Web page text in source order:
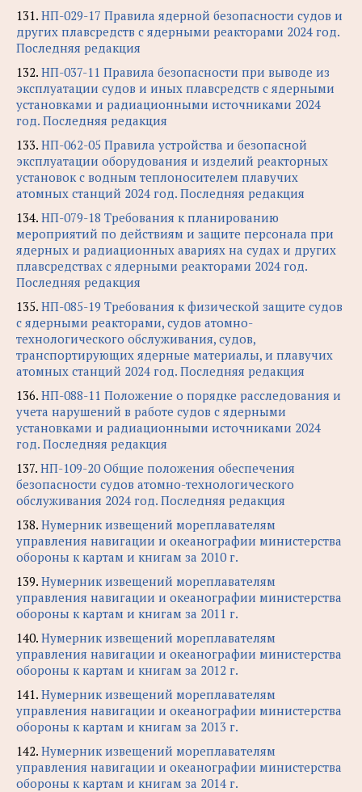
131. НП-029-17 Правила ядерной безопасности судов и
других плавсредств с ядерными реакторами 2024 год.
Последняя редакция
132. НП-037-11 Правила безопасности при выводе из
эксплуатации судов и иных плавсредств с ядерными
установками и радиационными источниками 2024
год. Последняя редакция
133. НП-062-05 Правила устройства и безопасной
эксплуатации оборудования и изделий реакторных
установок с водным теплоносителем плавучих
атомных станций 2024 год. Последняя редакция
134. НП-079-18 Требования к планированию
мероприятий по действиям и защите персонала при
ядерных и радиационных авариях на судах и других
плавсредствах с ядерными реакторами 2024 год.
Последняя редакция
135. НП-085-19 Требования к физической защите судов
с ядерными реакторами, судов атомно-
технологического обслуживания, судов,
транспортирующих ядерные материалы, и плавучих
атомных станций 2024 год. Последняя редакция
136. НП-088-11 Положение о порядке расследования и
учета нарушений в работе судов с ядерными
установками и радиационными источниками 2024
год. Последняя редакция
137. НП-109-20 Общие положения обеспечения
безопасности судов атомно-технологического
обслуживания 2024 год. Последняя редакция
138. Нумерник извещений мореплавателям
управления навигации и океанографии министерства
обороны к картам и книгам за 2010 г.
139. Нумерник извещений мореплавателям
управления навигации и океанографии министерства
обороны к картам и книгам за 2011 г.
140. Нумерник извещений мореплавателям
управления навигации и океанографии министерства
обороны к картам и книгам за 2012 г.
141. Нумерник извещений мореплавателям
управления навигации и океанографии министерства
обороны к картам и книгам за 2013 г.
142. Нумерник извещений мореплавателям
управления навигации и океанографии министерства
обороны к картам и книгам за 2014 г.